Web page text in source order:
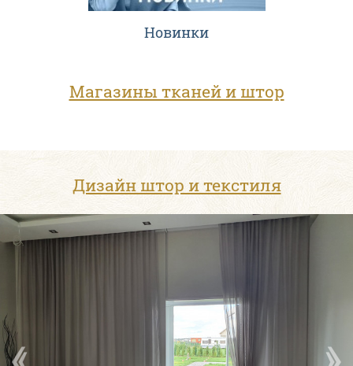
Новинки
Магазины тканей и штор
Дизайн штор и текстиля